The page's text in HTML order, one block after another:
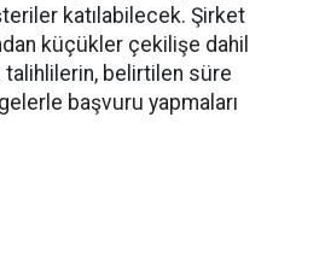
katılabilecek. Şirket
küçükler çekilişe dahil
talihlilerin, belirtilen süre
başvuru yapmaları